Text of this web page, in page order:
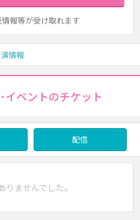
報等が受け取れます
情報
イベントのチケット
配信
ませんでした。